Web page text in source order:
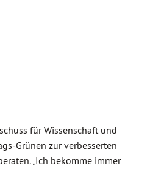
für Wissenschaft und
Grünen zur verbesserten
„Ich bekomme immer